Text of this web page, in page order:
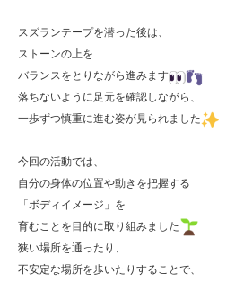
スズランテープを潜った後は、
ストーンの上を
バランスをとりながら進みます
落ちないように足元を確認しながら、
一歩ずつ慎重に進む姿が見られました
今回の活動では、
自分の身体の位置や動きを把握する
「ボディイメージ」を
育むことを目的に取り組みました
狭い場所を通ったり、
不安定な場所を歩いたりすることで、